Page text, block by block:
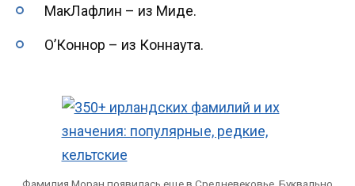
МакЛафлин – из Миде.
О’Коннор – из Коннаута.